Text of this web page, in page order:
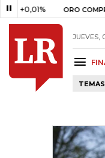
ORO COMPRA
JUEVES,